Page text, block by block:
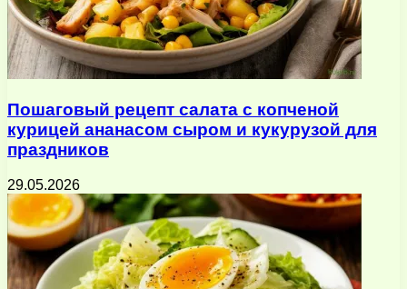
Пошаговый рецепт салата с копченой
курицей ананасом сыром и кукурузой для
праздников
29.05.2026